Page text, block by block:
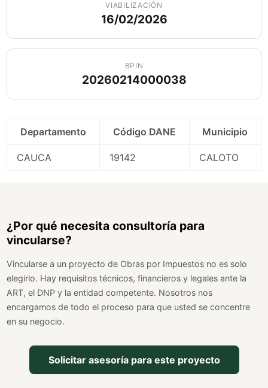
VIABILIZACIÓN
16/02/2026
BPIN
20260214000038
Departamento Código DANE Municipio
CAUCA 19142 CALOTO
¿Por qué necesita consultoría para
vincularse?
Vincularse a un proyecto de Obras por Impuestos no es solo
elegirlo. Hay requisitos técnicos, financieros y legales ante la
ART, el DNP y la entidad competente. Nosotros nos
encargamos de todo el proceso para que usted se concentre
en su negocio.
Solicitar asesoría para este proyecto